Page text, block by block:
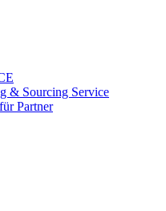
& Sourcing Service
Partner